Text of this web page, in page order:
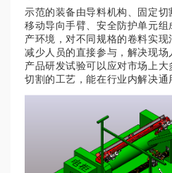
示范的装备由导料机构、固定切
移动导向手臂、安全防护单元
产环境，对不同规格的卷料实
减少人员的直接参与，解决现场
产品研发试验可以应对市场上
切割的工艺，能在行业内解决通